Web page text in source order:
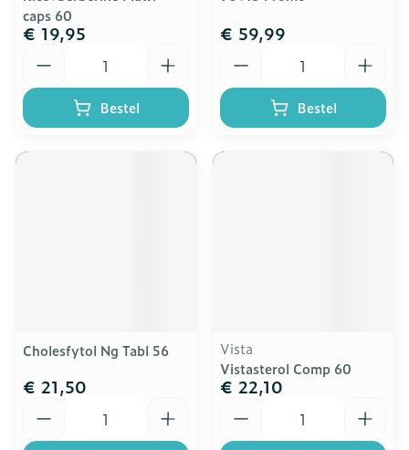
caps 60
€ 19,95
Bestel
€ 59,99
Bestel
Cholesfytol Ng Tabl 56
€ 21,50
Vista
Vistasterol Comp 60
€ 22,10